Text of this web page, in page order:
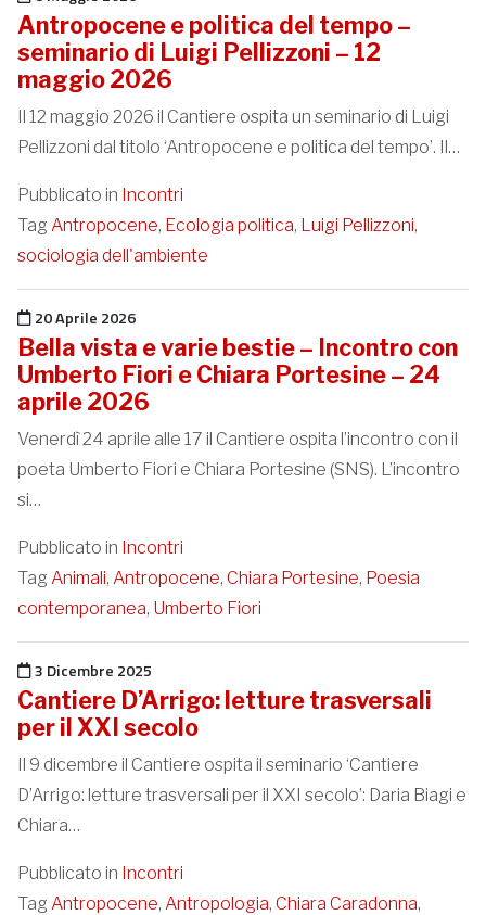
Antropocene e politica del tempo –
seminario di Luigi Pellizzoni – 12
maggio 2026
Il 12 maggio 2026 il Cantiere ospita un seminario di Luigi
Pellizzoni dal titolo ‘Antropocene e politica del tempo’. Il…
Pubblicato in Incontri
Tag Antropocene, Ecologia politica, Luigi Pellizzoni,
sociologia dell'ambiente
Pubblicato il
20 Aprile 2026
Bella vista e varie bestie – Incontro con
Umberto Fiori e Chiara Portesine – 24
aprile 2026
Venerdì 24 aprile alle 17 il Cantiere ospita l’incontro con il
poeta Umberto Fiori e Chiara Portesine (SNS). L’incontro
si…
Pubblicato in Incontri
Tag Animali, Antropocene, Chiara Portesine, Poesia
contemporanea, Umberto Fiori
Pubblicato il
3 Dicembre 2025
Cantiere D’Arrigo: letture trasversali
per il XXI secolo
Il 9 dicembre il Cantiere ospita il seminario ‘Cantiere
D’Arrigo: letture trasversali per il XXI secolo’: Daria Biagi e
Chiara…
Pubblicato in Incontri
Tag Antropocene, Antropologia, Chiara Caradonna,